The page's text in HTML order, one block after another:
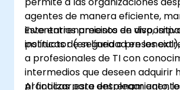
agentes de manera eficiente,
inventarios precisos de
políticas de seguridad en los
Este entrenamiento en vivo,
instructor (en línea o
a profesionales de TI con
intermedios que deseen adquirir
prácticas para desplegar
Al finalizar este entrenamiento,